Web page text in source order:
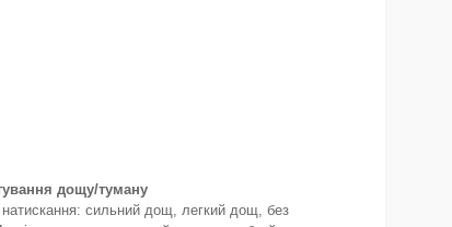
дощу/туману
натискання: сильний дощ, легкий дощ, без